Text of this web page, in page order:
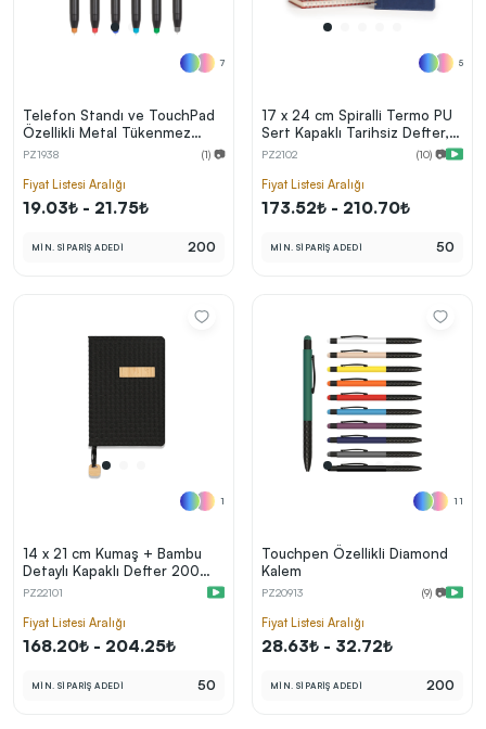
7
Telefon Standı ve TouchPad
Özellikli Metal Tükenmez
Kalem
PZ1938 (1) 📷
Fiyat Listesi Aralığı
19.03₺ - 21.75₺
MİN. SİPARİŞ ADEDİ 200
5
17 x 24 cm Spiralli Termo PU
Sert Kapaklı Tarihsiz Defter,
240 Sayfa, 80 gr Ivory Krem
PZ2102 (10) 📷
Fiyat Listesi Aralığı
173.52₺ - 210.70₺
MİN. SİPARİŞ ADEDİ 50
1
14 x 21 cm Kumaş + Bambu
Detaylı Kapaklı Defter 200
Sayfa 80 gr Ivory Krem Çizgili
PZ22101
Fiyat Listesi Aralığı
168.20₺ - 204.25₺
MİN. SİPARİŞ ADEDİ 50
11
Touchpen Özellikli Diamond
Kalem
PZ20913 (9) 📷
Fiyat Listesi Aralığı
28.63₺ - 32.72₺
MİN. SİPARİŞ ADEDİ 200